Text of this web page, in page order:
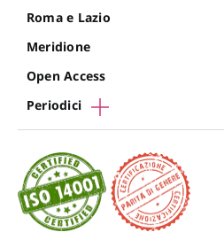
Roma e Lazio
Meridione
Open Access
Periodici